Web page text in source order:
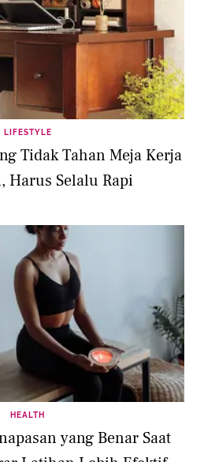
LIFESTYLE
Tidak Tahan Meja Kerja
Harus Selalu Rapi
HEALTH
yang Benar Saat